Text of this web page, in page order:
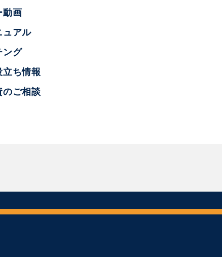
動画
ュアル
ング
立ち情報
のご相談